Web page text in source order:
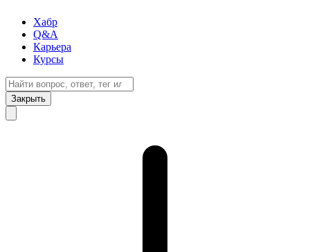
Хабр
Q&A
Карьера
Курсы
Закрыть